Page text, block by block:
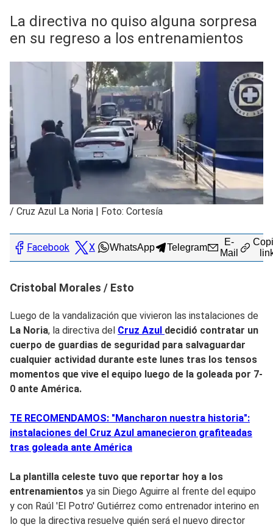
La directiva no quiso alguna sorpresa
en su regreso a los entrenamientos
/ Cruz Azul La Noria | Foto: Cortesía
Facebook X WhatsApp Telegram
E-
Mail
Cristobal Morales / Esto
Luego de la vandalización que vivieron las instalaciones de
La Noria, la directiva del Cruz Azul decidió contratar un
cuerpo de guardias de seguridad para salvaguardar
cualquier actividad durante este lunes tras los tensos
momentos que vive el equipo luego de la goleada por 7-
0 ante América.
TE RECOMENDAMOS: "Mancharon nuestra historia":
instalaciones del Cruz Azul amanecieron grafiteadas
tras goleada ante América
La plantilla celeste tuvo que reportar hoy a los
entrenamientos ya sin Diego Aguirre al frente del equipo
y con Raúl 'El Potro' Gutiérrez como entrenador interino en
lo que la directiva resuelve quién será el nuevo director